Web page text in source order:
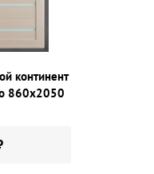
континент
860х2050